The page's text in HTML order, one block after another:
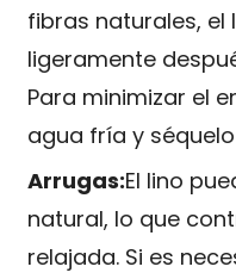
fibras naturales, el
ligeramente
Para minimizar el
agua fría y
Arrugas:El lino
natural, lo que
relajada. Si es